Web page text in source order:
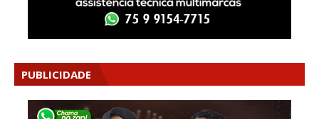
PUBLICIDADE